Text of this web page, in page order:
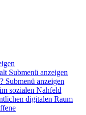
Submenü anzeigen
Submenü anzeigen
sozialen Nahfeld
digitalen Raum